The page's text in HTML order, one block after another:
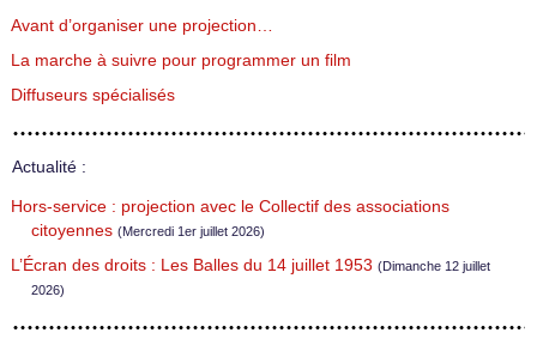
Avant d’organiser une projection…
La marche à suivre pour programmer un film
Diffuseurs spécialisés
Actualité :
Hors-service : projection avec le Collectif des associations
citoyennes (Mercredi 1er juillet 2026)
L’Écran des droits : Les Balles du 14 juillet 1953 (Dimanche 12 juillet
2026)